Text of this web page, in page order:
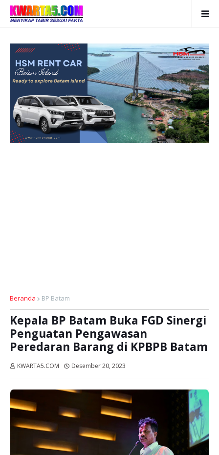
Beranda BP Batam
Kepala BP Batam Buka FGD Sinergi
Penguatan Pengawasan
Peredaran Barang di KPBPB Batam
KWARTA5.COM Desember 20, 2023